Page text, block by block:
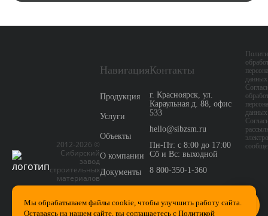
2012-2026 ©
Сибирский
завод
строительных
материалов
Навигация
Продукция
Услуги
Объекты
О компании
Документы
Контакты
Контакты
г. Красноярск, ул.
Караульная д. 88, офис
533
hello@sibzsm.ru
Пн-Пт: с 8:00 до 17:00
Сб и Вс: выходной
8 800-350-1-360
данных
данных
Мы обрабатываем файлы cookie, чтобы улучшить работу сайта.
Оставаясь на нашем сайте, вы соглашаетесь с Политикой